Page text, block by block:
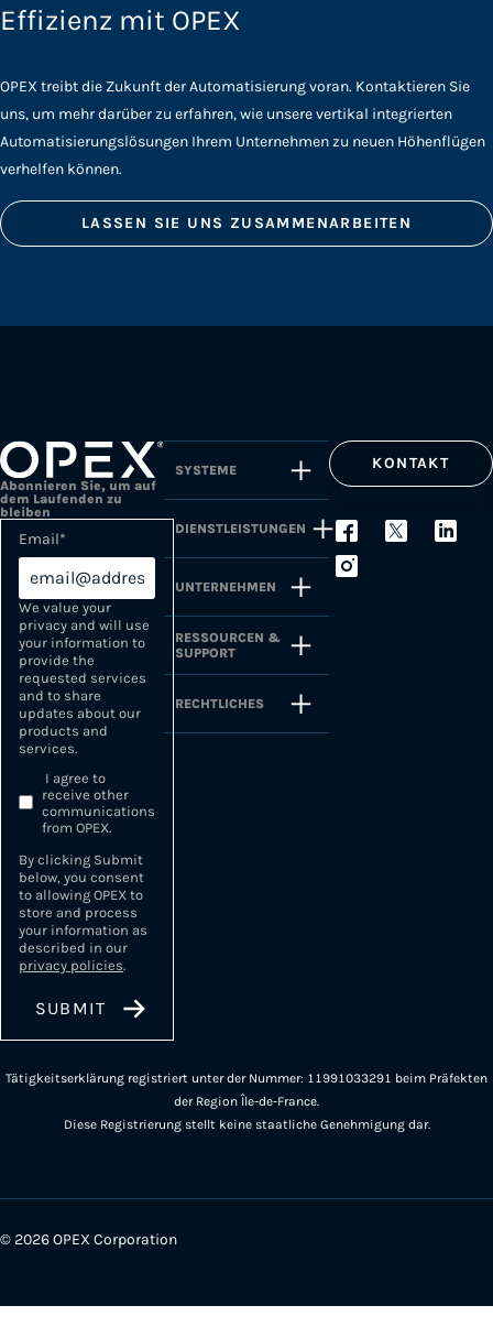
Effizienz mit OPEX
OPEX treibt die Zukunft der Automatisierung voran. Kontaktieren Sie
uns, um mehr darüber zu erfahren, wie unsere vertikal integrierten
Automatisierungslösungen Ihrem Unternehmen zu neuen Höhenflügen
verhelfen können.
LASSEN SIE UNS ZUSAMMENARBEITEN
Abonnieren Sie, um auf
dem Laufenden zu
bleiben
Email*
We value your
privacy and will use
your information to
provide the
requested services
and to share
updates about our
products and
services.
I agree to
receive other
communications
from OPEX.
By clicking Submit
below, you consent
to allowing OPEX to
store and process
your information as
described in our
privacy policies.
SYSTEME
DIENSTLEISTUNGEN
UNTERNEHMEN
RESSOURCEN &
SUPPORT
RECHTLICHES
KONTAKT
Tätigkeitserklärung registriert unter der Nummer: 11991033291 beim Präfekten
der Region Île-de-France.
Diese Registrierung stellt keine staatliche Genehmigung dar.
© 2026 OPEX Corporation